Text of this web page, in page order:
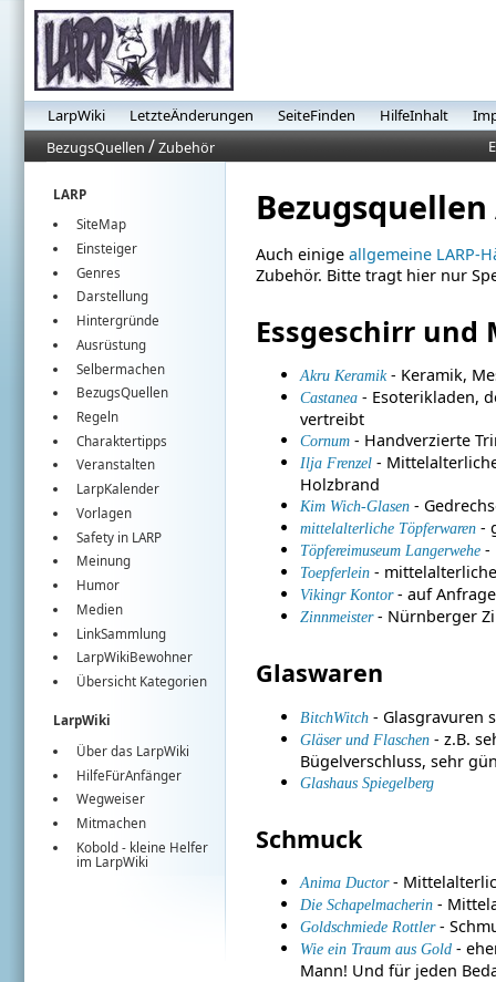
LarpWiki LetzteÄnderungen SeiteFinden HilfeInhalt
BezugsQuellen /Zubehör
LARP
SiteMap
Einsteiger
Genres
Darstellung
Hintergründe
Ausrüstung
Selbermachen
BezugsQuellen
Regeln
Charaktertipps
Veranstalten
LarpKalender
Vorlagen
Safety in LARP
Meinung
Humor
Medien
LinkSammlung
LarpWikiBewohner
Übersicht Kategorien
LarpWiki
Über das LarpWiki
HilfeFürAnfänger
Wegweiser
Mitmachen
Kobold - kleine Helfer
im LarpWiki
Auch einige allgemeine LARP-
Zubehör. Bitte tragt hier nur
Essgeschirr und
Akru Keramik- Keramik,
Castanea- Esoterikladen,
vertreibt
Cornum- Handverzierte
Ilja Frenzel-
Holzbrand
Kim Wich-Glasen-
mittelalterliche Töpferwaren-
Töpfereimuseum Langerwehe-
Toepferlein-
Vikingr Kontor- auf
Zinnmeister- Nürnberger
Glaswaren
BitchWitch- Glasgravuren
Gläser und Flaschen- z.B.
Bügelverschluss, sehr
Glashaus Spiegelberg
Schmuck
Anima Ductor-
Die Schapelmacherin-
Goldschmiede Rottler-
Wie ein Traum aus Gold-
Mann! Und für jeden